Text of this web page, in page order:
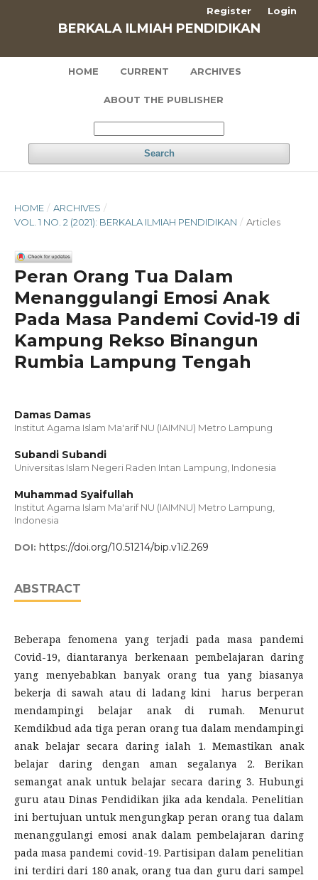
BERKALA ILMIAH PENDIDIKAN
HOME CURRENT ARCHIVES
ABOUT THE PUBLISHER
Search
Register Login
HOME / ARCHIVES /
VOL. 1 NO. 2 (2021): BERKALA ILMIAH PENDIDIKAN / Articles
Peran Orang Tua Dalam
Menanggulangi Emosi Anak
Pada Masa Pandemi Covid-19 di
Kampung Rekso Binangun
Rumbia Lampung Tengah
Damas Damas
Institut Agama Islam Ma'arif NU (IAIMNU) Metro Lampung
Subandi Subandi
Universitas Islam Negeri Raden Intan Lampung, Indonesia
Muhammad Syaifullah
Institut Agama Islam Ma'arif NU (IAIMNU) Metro Lampung,
Indonesia
DOI: https://doi.org/10.51214/bip.v1i2.269
ABSTRACT
Beberapa fenomena yang terjadi pada masa pandemi
Covid-19, diantaranya berkenaan pembelajaran daring
yang menyebabkan banyak orang tua yang biasanya
bekerja di sawah atau di ladang kini harus berperan
mendampingi belajar anak di rumah. Menurut
Kemdikbud ada tiga peran orang tua dalam mendampingi
anak belajar secara daring ialah 1. Memastikan anak
belajar daring dengan aman segalanya 2. Berikan
semangat anak untuk belajar secara daring 3. Hubungi
guru atau Dinas Pendidikan jika ada kendala. Penelitian
ini bertujuan untuk mengungkap peran orang tua dalam
menanggulangi emosi anak dalam pembelajaran daring
pada masa pandemi covid-19. Partisipan dalam penelitian
ini terdiri dari 180 anak, orang tua dan guru dari sampel